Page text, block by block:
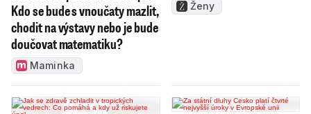
Kdo se bude s vnoučaty mazlit,
chodit na výstavy nebo je bude
doučovat matematiku?
Maminka
Ženy